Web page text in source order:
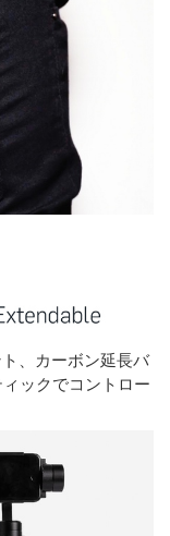
、カーボン延長バ
ックでコントロー